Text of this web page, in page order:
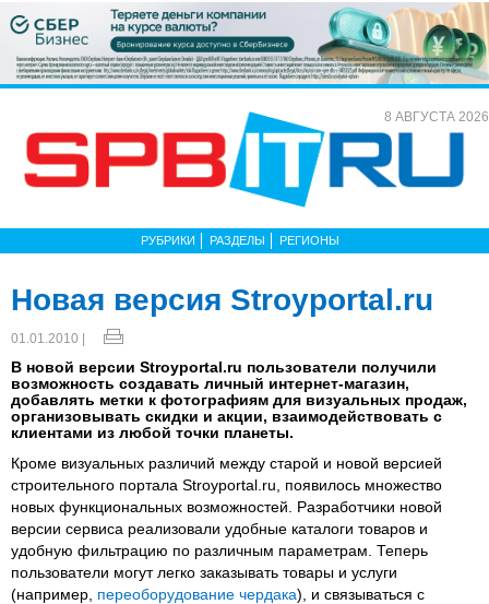
8 АВГУСТА 2026
РУБРИКИ РАЗДЕЛЫ РЕГИОНЫ
Новая версия Stroyportal.ru
01.01.2010 |
В новой версии Stroyportal.ru пользователи получили
возможность создавать личный интернет-магазин,
добавлять метки к фотографиям для визуальных продаж,
организовывать скидки и акции, взаимодействовать с
клиентами из любой точки планеты.
Кроме визуальных различий между старой и новой версией
строительного портала Stroyportal.ru, появилось множество
новых функциональных возможностей. Разработчики новой
версии сервиса реализовали удобные каталоги товаров и
удобную фильтрацию по различным параметрам. Теперь
пользователи могут легко заказывать товары и услуги
(например, переоборудование чердака), и связываться с